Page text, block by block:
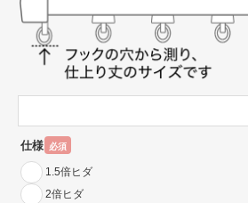
仕様 必須
1.5倍ヒダ
2倍ヒダ